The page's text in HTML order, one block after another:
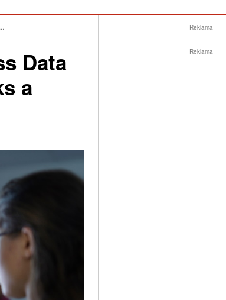
Data
a
Reklama
Reklama